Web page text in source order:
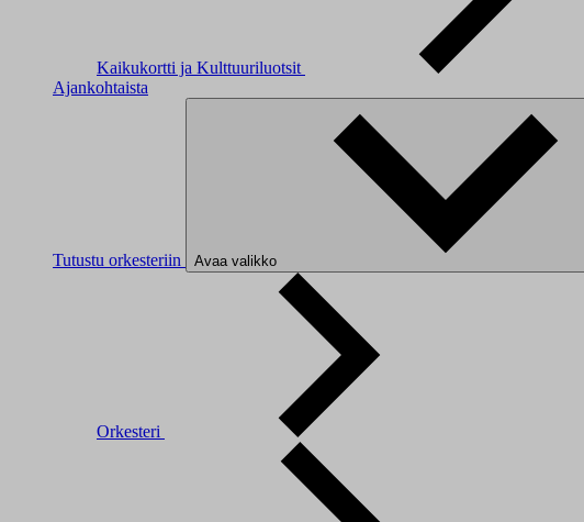
Kaikukortti ja Kulttuuriluotsit
Ajankohtaista
Tutustu orkesteriin Avaa valikko
Orkesteri